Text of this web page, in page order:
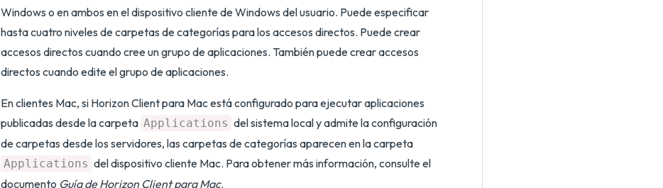
Windows o en ambos en el dispositivo cliente de Windows del usuario. Puede especificar
hasta cuatro niveles de carpetas de categorías para los accesos directos. Puede crear
accesos directos cuando cree un grupo de aplicaciones. También puede crear accesos
directos cuando edite el grupo de aplicaciones.
En clientes Mac, si Horizon Client para Mac está configurado para ejecutar aplicaciones
publicadas desde la carpeta Applications del sistema local y admite la configuración
de carpetas desde los servidores, las carpetas de categorías aparecen en la carpeta
Applications del dispositivo cliente Mac. Para obtener más información, consulte el
documento Guía de Horizon Client para Mac.